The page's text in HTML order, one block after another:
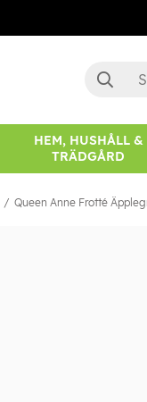
HEM, HUSHÅLL &
TRÄDGÅRD
Queen Anne Frotté